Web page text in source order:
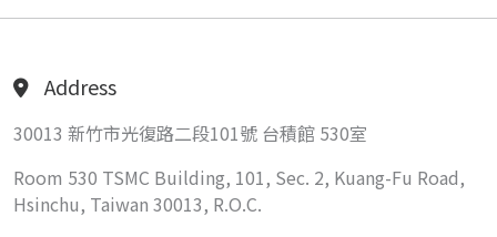
Address
30013 新竹市光復路二段101號 台積館 530室
Room 530 TSMC Building, 101, Sec. 2, Kuang-Fu Road,
Hsinchu, Taiwan 30013, R.O.C.